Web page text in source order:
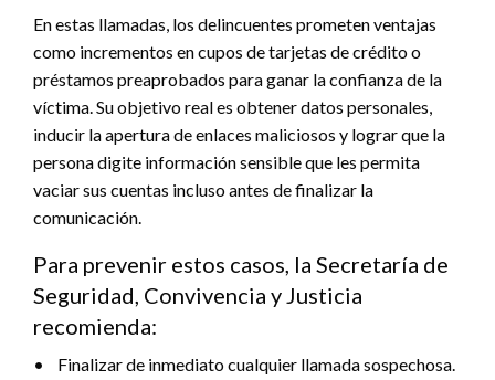
En estas llamadas, los delincuentes prometen ventajas
como incrementos en cupos de tarjetas de crédito o
préstamos preaprobados para ganar la confianza de la
víctima. Su objetivo real es obtener datos personales,
inducir la apertura de enlaces maliciosos y lograr que la
persona digite información sensible que les permita
vaciar sus cuentas incluso antes de finalizar la
comunicación.
Para prevenir estos casos, la Secretaría de
Seguridad, Convivencia y Justicia
recomienda:
• Finalizar de inmediato cualquier llamada sospechosa.